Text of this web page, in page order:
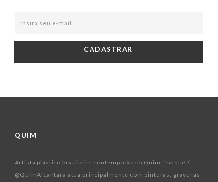
QUIM
Artista plástico brasileiro contemporâneo Quim Conquê /
@QuimAlcantara atua principalmente com pinturas, gravuras